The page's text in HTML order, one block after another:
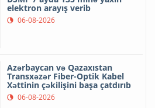
elektron arayış verib
06-08-2026
Azərbaycan və Qazaxıstan
Transxəzər Fiber-Optik Kabel
Xəttinin çəkilişini başa çatdırıb
06-08-2026